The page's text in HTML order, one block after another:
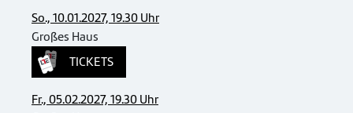
So., 10.01.2027, 19.30 Uhr
Großes Haus
TICKETS
Fr., 05.02.2027, 19.30 Uhr